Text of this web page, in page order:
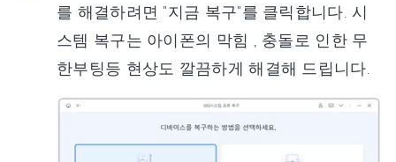
를 해결하려면 "지금 복구"를 클릭합니다. 시
스템 복구는 아이폰의 막힘 , 충돌로 인한 무
한부팅등 현상도 깔끔하게 해결해 드립니다.